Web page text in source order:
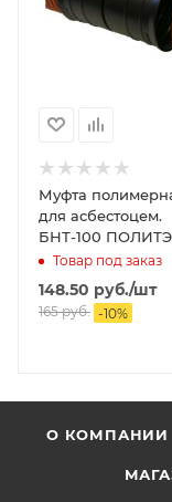
Муфта
для асбестоцем.
БНТ-100
Товар под заказ
148.50 руб./шт
165руб. -10%
О КОМПАНИИ